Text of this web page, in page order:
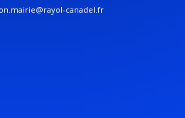
canadel.fr